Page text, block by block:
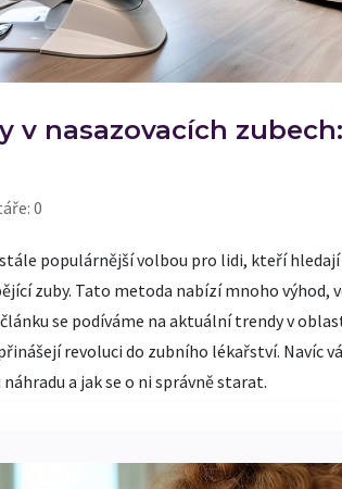
v nasazovacích
0
stále populárnější volbou pro lidi, kteří
zuby. Tato metoda nabízí mnoho výhod,
se podíváme na aktuální trendy v
revoluci do zubního lékařství. Navíc
a jak se o ni správně starat.